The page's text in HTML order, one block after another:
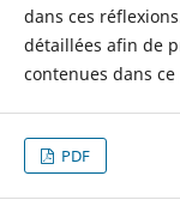
dans ces
détaillées afin de
contenues dans
PDF